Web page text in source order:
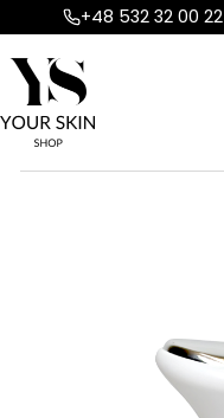
+48 532 32 00 22